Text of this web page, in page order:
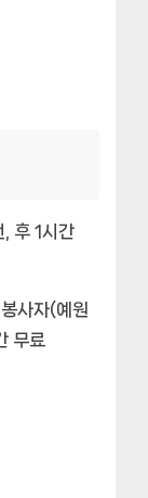
, 후 1시간
사자(예원
무료